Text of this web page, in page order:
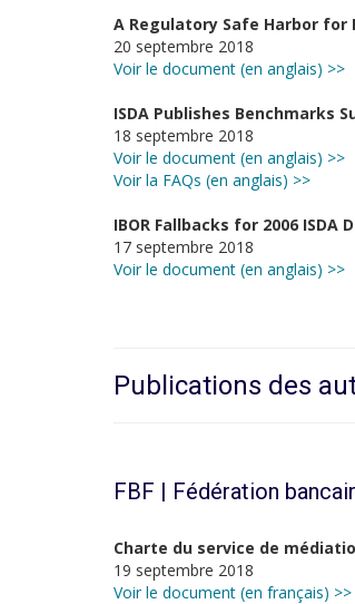
A Regulatory Safe Harbor for
20 septembre 2018
Voir le document (en anglais) >>
ISDA Publishes Benchmarks
18 septembre 2018
Voir le document (en anglais) >>
Voir la FAQs (en anglais) >>
IBOR Fallbacks for 2006 ISDA
17 septembre 2018
Voir le document (en anglais) >>
Publications des
FBF | Fédération
Charte du service de
19 septembre 2018
Voir le document (en français) >>